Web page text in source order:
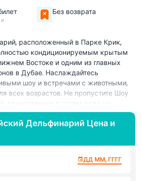
Без возврата
расположенный в Парке Крик,
кондиционируемым крытым
Востоке и одним из главных
в Дубае. Наслаждайтесь
шоу и встречами с животными,
всех возрастов. Не пропустите Шоу
единственное в своем роде на
45-минутное внутреннее шоу
афалиновых дельфинов и
потрясающие трюки:
игры с мячом, прыжки через обручи
Испытайте шоу птиц в Парке
ОАЭ экзотическое шоу птиц. Более 20
Дельфинарий Цена и
ДД ММ, ГГГГ